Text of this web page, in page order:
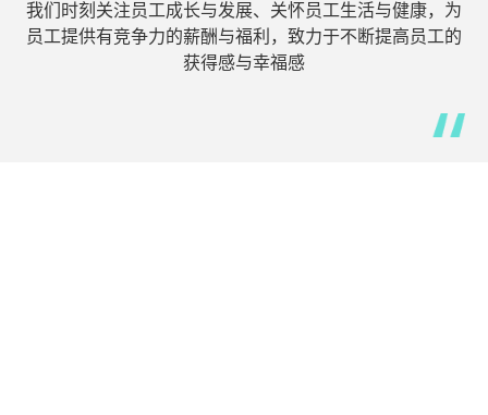
我们时刻关注员工成长与发展、关怀员工生活与健康，为
员工提供有竞争力的薪酬与福利，致力于不断提高员工的
获得感与幸福感